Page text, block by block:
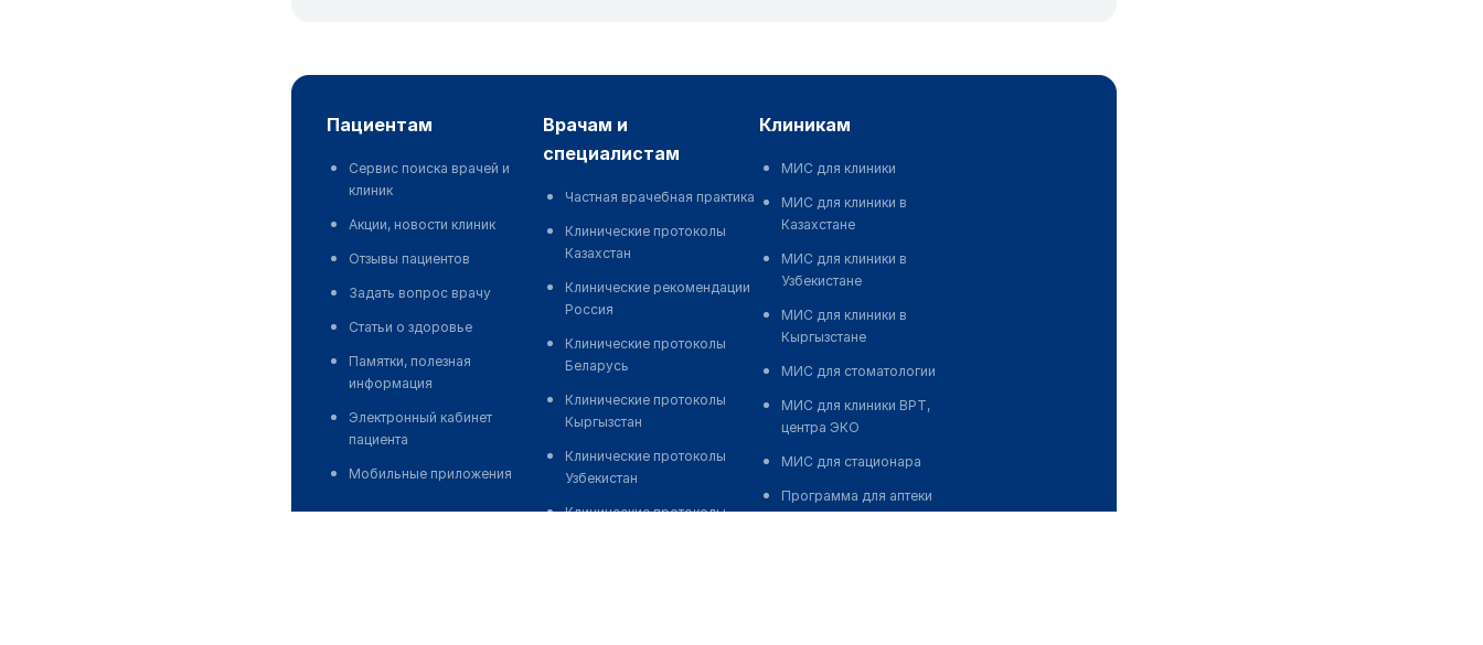
пациентам
Сервис поиска врачей и
клиник
Акции, новости клиник
Отзывы пациентов
Задать вопрос врачу
Статьи о здоровье
Памятки, полезная
информация
Электронный кабинет
пациента
Мобильные приложения
врачам и
специалистам
Частная врачебная практика
Клинические протоколы
Казахстан
Клинические рекомендации
Россия
Клинические протоколы
Беларусь
Клинические протоколы
Кыргызстан
Клинические протоколы
Узбекистан
Клинические протоколы
клиникам
МИС для клиники
МИС для клиники в
Казахстане
МИС для клиники в
Узбекистане
МИС для клиники в
Кыргызстане
МИС для стоматологии
МИС для клиники ВРТ,
центра ЭКО
МИС для стационара
Программа для аптеки